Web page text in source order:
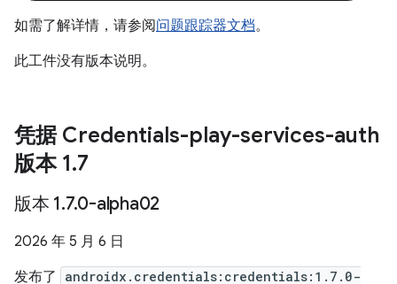
如需了解详情，请参阅问题跟踪器文档。
此工件没有版本说明。
凭据 Credentials-play-services-auth
版本 1.7
版本 1.7.0-alpha02
2026 年 5 月 6 日
发布了
androidx.credentials:credentials:1.7.0-